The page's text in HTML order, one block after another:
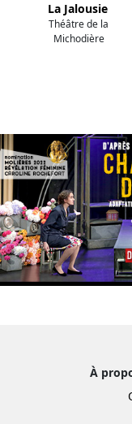
La Jalousie
Théâtre de la
Michodière
À